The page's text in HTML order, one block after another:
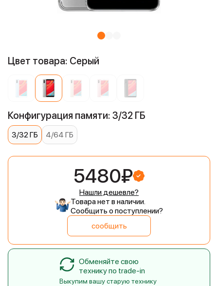
Цвет товара: Серый
Конфигурация памяти: 3/32 ГБ
3/32 ГБ 4/64 ГБ
5480₽
Нашли дешевле?
Товара нет в наличии.
Сообщить о поступлении?
сообщить
Обменяйте свою
технику по trade-in
Выкупим вашу старую технику